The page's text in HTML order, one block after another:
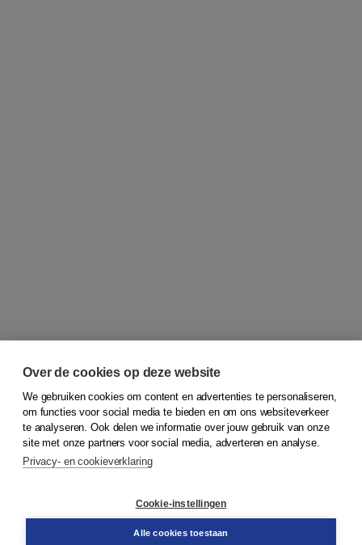
© 2026Koninklijke Boom uitgevers
Bestellen
Over de cookies op deze website
We gebruiken cookies om content en advertenties te personaliseren,
om functies voor social media te bieden en om ons websiteverkeer
te analyseren. Ook delen we informatie over jouw gebruik van onze
site met onze partners voor social media, adverteren en analyse.
Privacy- en cookieverklaring
Cookie-instellingen
Alle cookies toestaan